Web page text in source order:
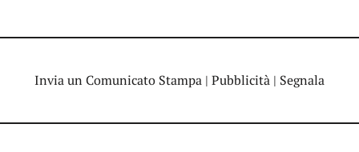
Invia un Comunicato Stampa | Pubblicità | Segnala